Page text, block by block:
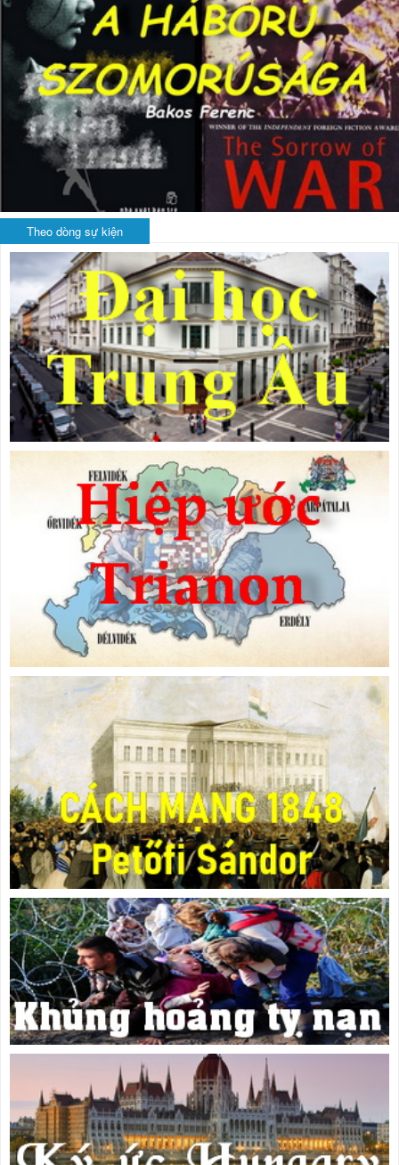
Theo dòng sự kiện